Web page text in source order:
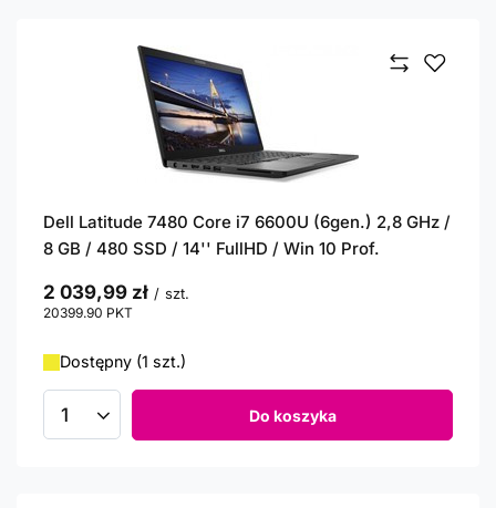
Dell Latitude 7480 Core i7 6600U (6gen.) 2,8 GHz /
8 GB / 480 SSD / 14'' FullHD / Win 10 Prof.
2 039,99 zł / szt.
20399.90 PKT
Dostępny (1 szt.)
Ilość produktów Do koszyka